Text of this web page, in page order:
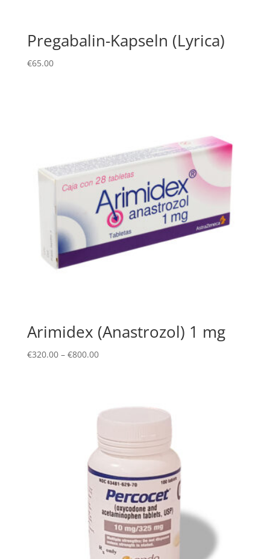
Pregabalin-Kapseln (Lyrica)
€65.00
Arimidex (Anastrozol) 1 mg
€320.00 – €800.00Price
€800.00